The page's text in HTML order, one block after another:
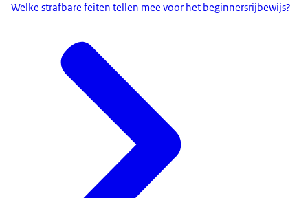
Welke strafbare feiten tellen mee voor het beginnersrijbewijs?